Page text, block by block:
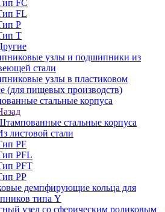
FC
FL
P
T
узлы и подшипники из
стали
узлы в пластиковом
(для пищевых производств)
стальные корпуса
стальные корпуса
листовой стали
PF
PFL
PFT
PP
демпфирующие кольца для
типа Y
узел со сферическим роликовым